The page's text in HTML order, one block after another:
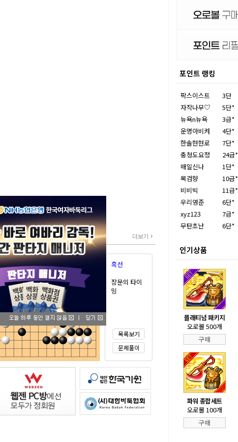
의 한수 더보기
흑선
장문의 타이
밍
목록보기
문제풀이
포인트 랭킹
팍스이스트 3단
자작나무♡
5단*
뉴욕n뉴욕
3급*
운명아비켜
4단*
한솔현현로
7단*
충청도요정
24급*
매일신나
1단*
목검향
10급*
비비빅
11급*
우리영준
6단*
xyz123
7급*
무탄초난
6단*
인기상품
플래티넘 패키지
오로볼 500개
구매
파워 종합세트
오로볼 100개
구매